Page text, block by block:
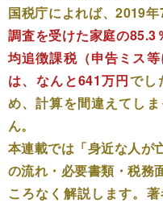
国税庁によれば、2019年
調査を受けた家庭の85.3
均追徴課税（申告ミス
は、なんと641万円でし
め、計算を間違えてし
ん。
本連載では「身近な人が
の流れ・必要書類・税務
ころなく解説します。